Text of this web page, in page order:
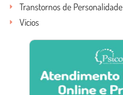
Transtornos de Personalidade
Vícios